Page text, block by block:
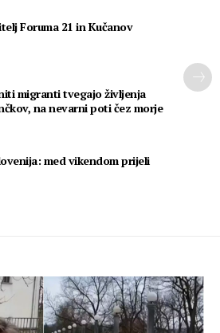
Foruma 21 in Kučanov
migranti tvegajo življenja
na nevarni poti čez morje
med vikendom prijeli